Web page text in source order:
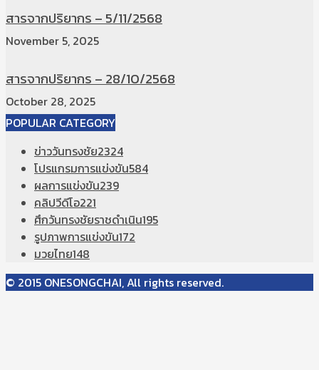
สารจากปริยากร – 5/11/2568
November 5, 2025
สารจากปริยากร – 28/10/2568
October 28, 2025
POPULAR CATEGORY
ข่าววันทรงชัย2324
โปรแกรมการแข่งขัน584
ผลการแข่งขัน239
คลิปวีดีโอ221
ศึกวันทรงชัยราชดำเนิน195
รูปภาพการแข่งขัน172
มวยไทย148
© 2015 ONESONGCHAI, All rights reserved.